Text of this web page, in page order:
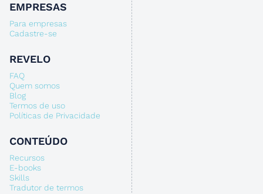
EMPRESAS
Para empresas
Cadastre-se
REVELO
FAQ
Quem somos
Blog
Termos de uso
Políticas de Privacidade
CONTEÚDO
Recursos
E-books
Skills
Tradutor de termos